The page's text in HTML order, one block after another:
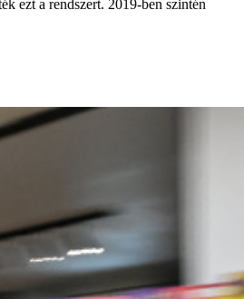
ezt a rendszert. 2019-ben szintén